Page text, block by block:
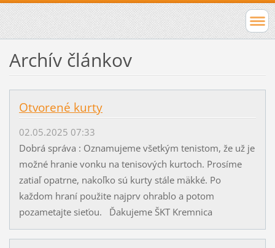
Archív článkov
Otvorené kurty
02.05.2025 07:33
Dobrá správa : Oznamujeme všetkým tenistom, že už je
možné hranie vonku na tenisových kurtoch. Prosíme
zatiaľ opatrne, nakoľko sú kurty stále mäkké. Po
každom hraní použite najprv ohrablo a potom
pozametajte sieťou. Ďakujeme ŠKT Kremnica